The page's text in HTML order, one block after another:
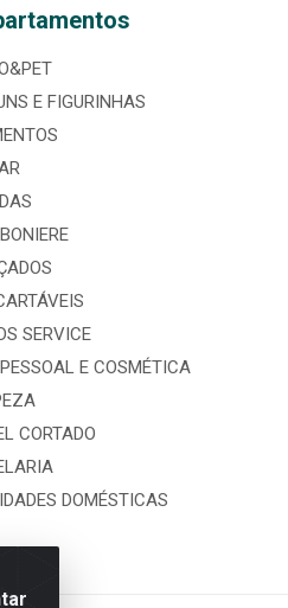
E FIGURINHAS
SERVICE
E COSMÉTICA
CORTADO
DOMÉSTICAS